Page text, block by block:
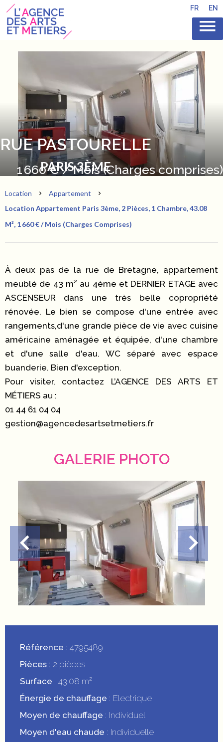
FR EN
RUE PASTOURELLE
PARIS 3ÈME
1 660 € / Mois (Charges comprises)
Location
Appartement
Location Appartement Paris 3ème, 2 Pièces, 1 Chambre, 43.08
M², 1 660 € / Mois (Charges Comprises)
À deux pas de la rue de Bretagne, appartement
meublé de 43 m² au 4ème et DERNIER ETAGE avec
ASCENSEUR dans une très belle copropriété
rénovée. Le bien se compose d'une entrée avec
rangements,d'une grande pièce de vie avec cuisine
américaine aménagée et équipée, d'une chambre
et d'une salle d'eau. WC séparé avec espace
buanderie. Bien d'exception.
Pour visiter, contactez L’AGENCE DES ARTS ET
MÉTIERS au :
01 44 61 04 04
gestion@agencedesartsetmetiers.fr
GALERIE PHOTO
Référence
4795489
Pièces
2 pièces
Surface
43.08 m²
Énergie de chauffage
Electrique
Moyen de chauffage
Individuel
Moyen d'eau chaude
Individuelle